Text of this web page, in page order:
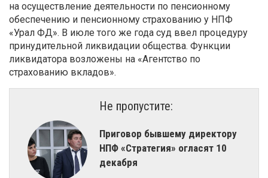
на осуществление деятельности по пенсионному
обеспечению и пенсионному страхованию у НПФ
«Урал ФД». В июле того же года суд ввел процедуру
принудительной ликвидации общества. Функции
ликвидатора возложены на «Агентство по
страхованию вкладов».
Не пропустите:
Приговор бывшему директору
НПФ «Стратегия» огласят 10
декабря